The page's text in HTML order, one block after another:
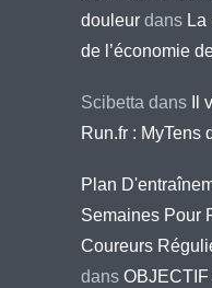
douleur dans
de l’économie
Scibetta dans
Il
Run.fr : MyTens
Plan
Semaines Pour
Coureurs
dans OBJECTIF